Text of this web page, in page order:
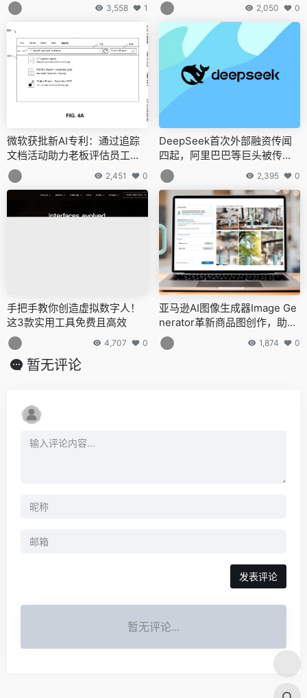
3,558 1 2,050 0
微软获批新AI专利：通过追踪
文档活动助力老板评估员工工
作表现
2,451 0
DeepSeek首次外部融资传闻
四起，阿里巴巴等巨头被传有
意加入，DeepSeek官方迅速
辟谣
2,395 0
手把手教你创造虚拟数字人！
这3款实用工具免费且高效
4,707 0
亚马逊AI图像生成器Image Ge
nerator革新商品图创作，助力
卖家提升销售体验
1,874 0
暂无评论
发表评论
暂无评论...